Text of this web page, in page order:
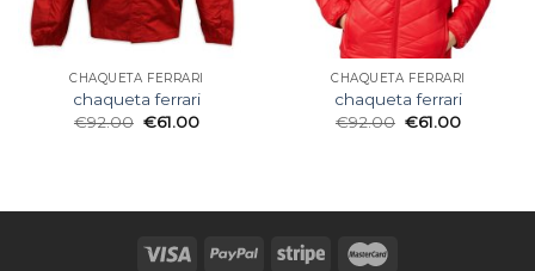
CHAQUETA FERRARI
chaqueta ferrari
€92.00 €61.00
CHAQUETA FERRARI
chaqueta ferrari
€92.00 €61.00